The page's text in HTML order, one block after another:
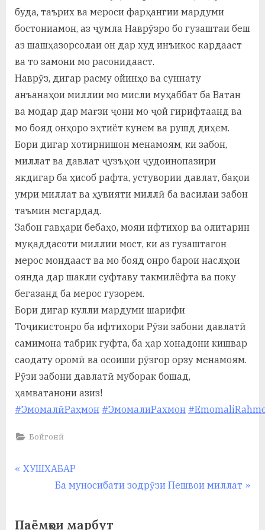
буда, таърих ва мероси фарҳангии мардуми
бостониамон, аз ҷумла Наврӯзро бо гузаштаи беш
аз шашҳазорсолаи он дар худ инъикос кардааст
ва то замони мо расонидааст.
Наврӯз, дигар расму ойинҳо ва суннату
анъанаҳои миллии мо мисли муҳаббат ба Ватан
ва модар дар мағзи ҷони мо ҷой гирифтаанд ва
мо бояд онҳоро эҳтиёт кунем ва рушд диҳем.
Бори дигар хотирнишон менамоям, ки забон,
миллат ва давлат ҷузъҳои ҷудоинопазири
якдигар ба ҳисоб рафта, устувории давлат, бақои
умри миллат ва ҳувияти миллӣ ба василаи забон
таъмин мегардад.
Забон гавҳари бебаҳо, мояи ифтихор ва олитарин
муқаддасоти миллии мост, ки аз гузаштагон
мерос мондааст ва мо бояд онро барои наслҳои
оянда дар шакли суфтаву такмилёфта ва поку
бегазанд ба мерос гузорем.
Бори дигар кулли мардуми шарифи
Тоҷикистонро ба ифтихори Рӯзи забони давлатӣ
самимона табрик гуфта, ба ҳар хонадони кишвар
саодату оромӣ ва осоиши рӯзгор орзу менамоям.
Рӯзи забони давлатӣ муборак бошад,
ҳамватанони азиз!
#ЭмомалӣРаҳмон #ЭмомалиРахмон
Бойгонӣ
Навигация
записям
P
ХУШХАБАР
N
Ба муносибати зодрӯзи Пешвои миллат
Паёмҳои марбут